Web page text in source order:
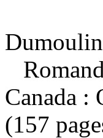
Canada :
(157